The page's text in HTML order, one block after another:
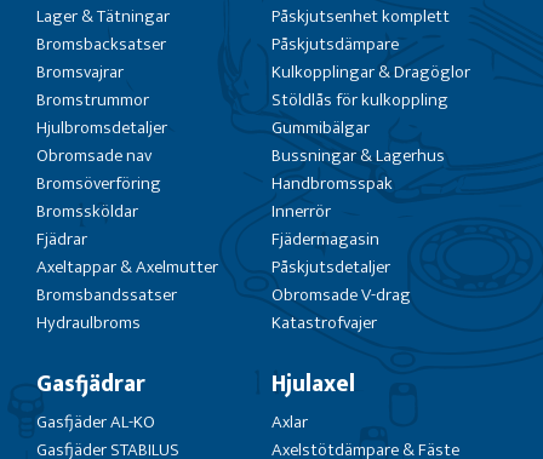
Lager & Tätningar
Bromsbacksatser
Bromsvajrar
Bromstrummor
Hjulbromsdetaljer
Obromsade nav
Bromsöverföring
Bromssköldar
Fjädrar
Axeltappar & Axelmutter
Bromsbandssatser
Hydraulbroms
Påskjutsenhet komplett
Påskjutsdämpare
Kulkopplingar & Dragöglor
Stöldlås för kulkoppling
Gummibälgar
Bussningar & Lagerhus
Handbromsspak
Innerrör
Fjädermagasin
Påskjutsdetaljer
Obromsade V-drag
Katastrofvajer
Gasfjädrar
Gasfjäder AL-KO
Gasfjäder STABILUS
Hjulaxel
Axlar
Axelstötdämpare & Fäste